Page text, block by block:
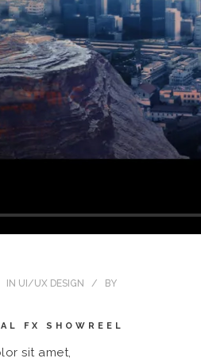
IN UI/UX DESIGN
BY
FX SHOWREEL
sit amet,